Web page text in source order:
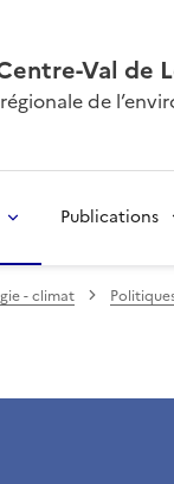
Val de
de
Publications
- climat